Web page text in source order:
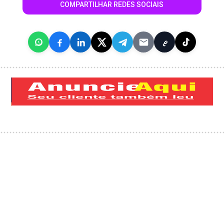
COMPARTILHAR REDES SOCIAIS